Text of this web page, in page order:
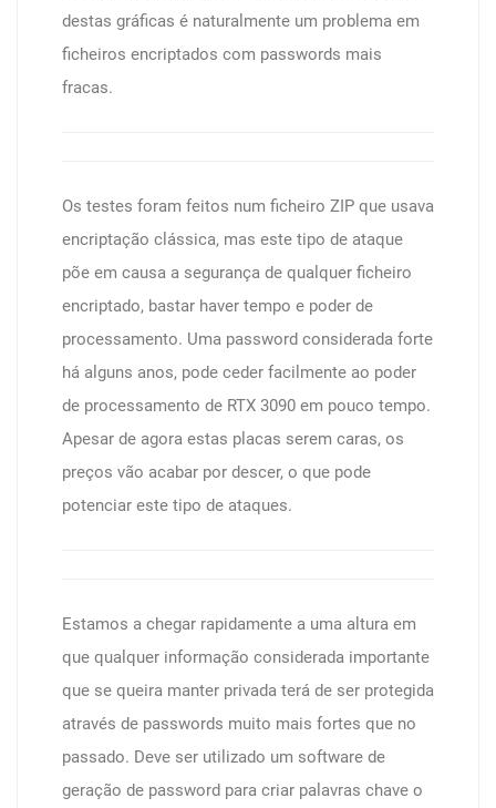
destas gráficas é naturalmente um problema em
ficheiros encriptados com passwords mais
fracas.
Os testes foram feitos num ficheiro ZIP que usava
encriptação clássica, mas este tipo de ataque
põe em causa a segurança de qualquer ficheiro
encriptado, bastar haver tempo e poder de
processamento. Uma password considerada forte
há alguns anos, pode ceder facilmente ao poder
de processamento de RTX 3090 em pouco tempo.
Apesar de agora estas placas serem caras, os
preços vão acabar por descer, o que pode
potenciar este tipo de ataques.
Estamos a chegar rapidamente a uma altura em
que qualquer informação considerada importante
que se queira manter privada terá de ser protegida
através de passwords muito mais fortes que no
passado. Deve ser utilizado um software de
geração de password para criar palavras chave o